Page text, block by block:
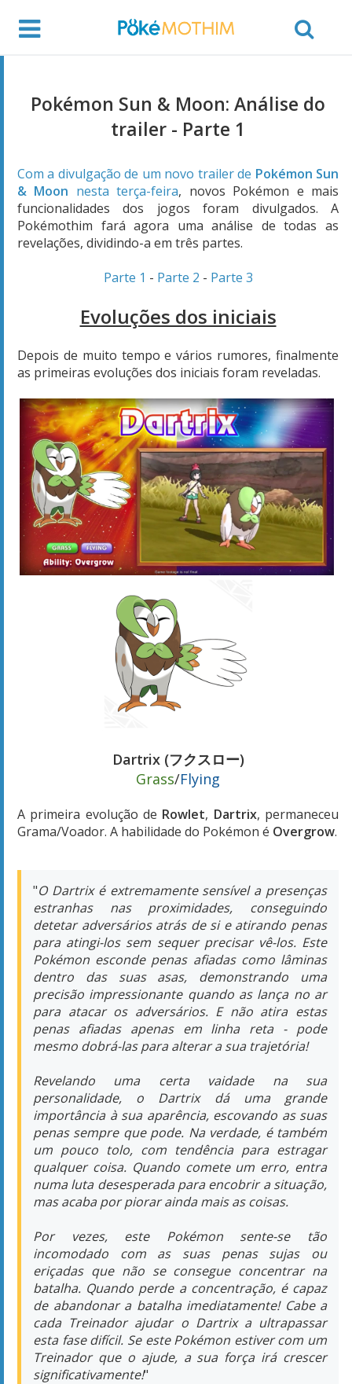
Pokémon Sun & Moon: Análise do
trailer - Parte 1
Com a divulgação de um novo trailer de Pokémon Sun
& Moon nesta terça-feira, novos Pokémon e mais
funcionalidades dos jogos foram divulgados. A
Pokémothim fará agora uma análise de todas as
revelações, dividindo-a em três partes.
Parte 1 - Parte 2 - Parte 3
Evoluções dos iniciais
Depois de muito tempo e vários rumores, finalmente
as primeiras evoluções dos iniciais foram reveladas.
Dartrix (フクスロー)
Grass/Flying
A primeira evolução de Rowlet, Dartrix, permaneceu
Grama/Voador. A habilidade do Pokémon é Overgrow.
"O Dartrix é extremamente sensível a presenças
estranhas nas proximidades, conseguindo
detetar adversários atrás de si e atirando penas
para atingi-los sem sequer precisar vê-los. Este
Pokémon esconde penas afiadas como lâminas
dentro das suas asas, demonstrando uma
precisão impressionante quando as lança no ar
para atacar os adversários. E não atira estas
penas afiadas apenas em linha reta - pode
mesmo dobrá-las para alterar a sua trajetória!
Revelando uma certa vaidade na sua
personalidade, o Dartrix dá uma grande
importância à sua aparência, escovando as suas
penas sempre que pode. Na verdade, é também
um pouco tolo, com tendência para estragar
qualquer coisa. Quando comete um erro, entra
numa luta desesperada para encobrir a situação,
mas acaba por piorar ainda mais as coisas.
Por vezes, este Pokémon sente-se tão
incomodado com as suas penas sujas ou
eriçadas que não se consegue concentrar na
batalha. Quando perde a concentração, é capaz
de abandonar a batalha imediatamente! Cabe a
cada Treinador ajudar o Dartrix a ultrapassar
esta fase difícil. Se este Pokémon estiver com um
Treinador que o ajude, a sua força irá crescer
significativamente!"